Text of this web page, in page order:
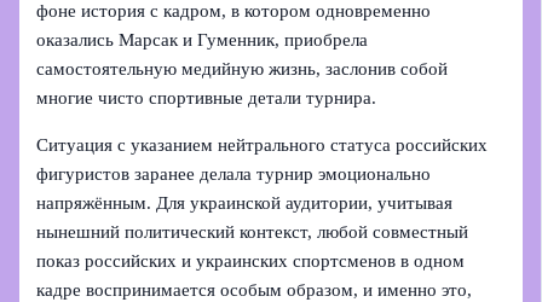
фоне история с кадром, в котором одновременно
оказались Марсак и Гуменник, приобрела
самостоятельную медийную жизнь, заслонив собой
многие чисто спортивные детали турнира.
Ситуация с указанием нейтрального статуса российских
фигуристов заранее делала турнир эмоционально
напряжённым. Для украинской аудитории, учитывая
нынешний политический контекст, любой совместный
показ российских и украинских спортсменов в одном
кадре воспринимается особым образом, и именно это,